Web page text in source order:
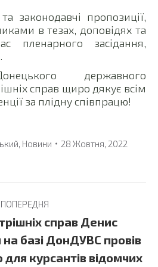
законодавчі пропозиції,
в тезах, доповідях та
пленарного засідання,
державного
справ щиро дякує всім
за плідну співпрацю!
, Новини 28 Жовтня, 2022
ПОПЕРЕДНЯ
Previous
post:
справ Денис
базі ДонДУВС провів
для курсантів відомчих